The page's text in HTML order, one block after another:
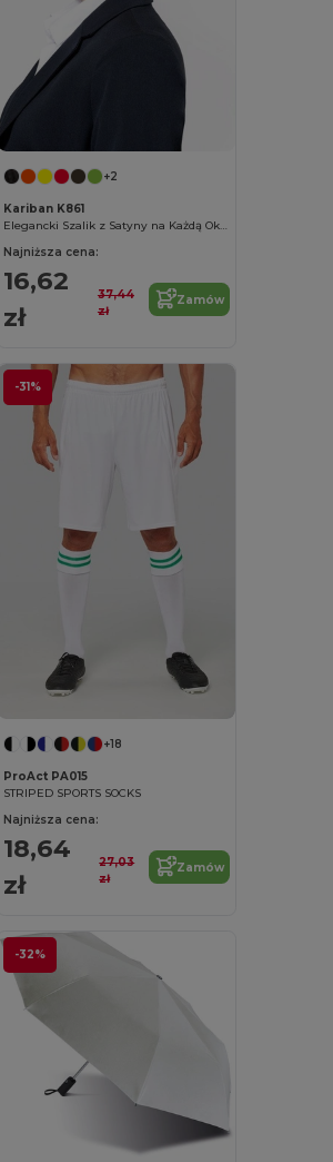
+2
Kariban K861
Elegancki Szalik z Satyny na Każdą Okazję
Najniższa cena:
16,62
zł
37,44
zł
Zamów
-31%
+18
ProAct PA015
STRIPED SPORTS SOCKS
Najniższa cena:
18,64
zł
27,03
zł
Zamów
-32%